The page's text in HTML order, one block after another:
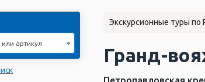
артикул
Экскурсионные туры по
Гранд-